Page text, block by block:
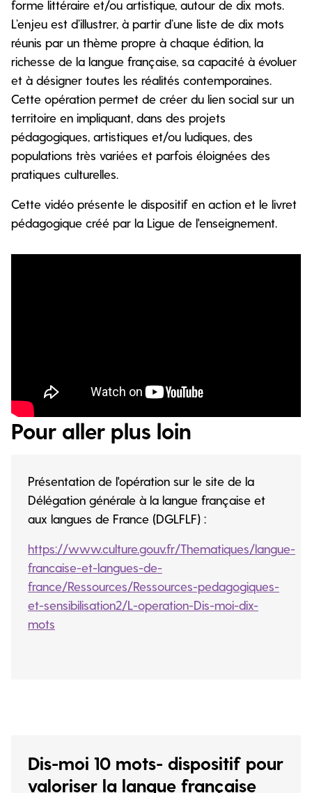
forme littéraire et/ou artistique, autour de dix mots.
L’enjeu est d’illustrer, à partir d’une liste de dix mots
réunis par un thème propre à chaque édition, la
richesse de la langue française, sa capacité à évoluer
et à désigner toutes les réalités contemporaines.
Cette opération permet de créer du lien social sur un
territoire en impliquant, dans des projets
pédagogiques, artistiques et/ou ludiques, des
populations très variées et parfois éloignées des
pratiques culturelles.
Cette vidéo présente le dispositif en action et le livret
pédagogique créé par la Ligue de l'enseignement.
Pour aller plus loin
Présentation de l'opération sur le site de la
Délégation générale à la langue française et
aux langues de France (DGLFLF) :
https://www.culture.gouv.fr/Thematiques/langue-
francaise-et-langues-de-
france/Ressources/Ressources-pedagogiques-
et-sensibilisation2/L-operation-Dis-moi-dix-
mots
Dis-moi 10 mots- dispositif pour
valoriser la langue française